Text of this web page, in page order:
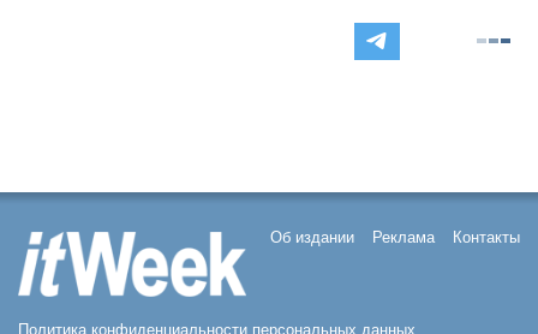
Об издании Реклама Контакты
Политика конфиденциальности персональных данных